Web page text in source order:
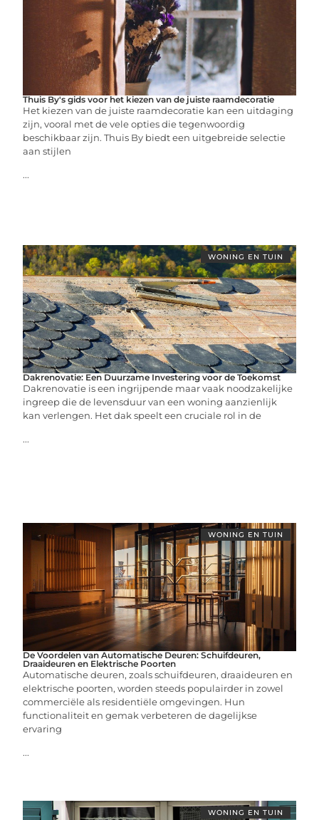
Thuis By's gids voor het kiezen van de juiste raamdecoratie
Het kiezen van de juiste raamdecoratie kan een uitdaging
zijn, vooral met de vele opties die tegenwoordig
beschikbaar zijn. Thuis By biedt een uitgebreide selectie
aan stijlen
...
WONING EN TUIN
Dakrenovatie: Een Duurzame Investering voor de Toekomst
Dakrenovatie is een ingrijpende maar vaak noodzakelijke
ingreep die de levensduur van een woning aanzienlijk
kan verlengen. Het dak speelt een cruciale rol in de
...
WONING EN TUIN
De Voordelen van Automatische Deuren: Schuifdeuren,
Draaideuren en Elektrische Poorten
Automatische deuren, zoals schuifdeuren, draaideuren en
elektrische poorten, worden steeds populairder in zowel
commerciële als residentiële omgevingen. Hun
functionaliteit en gemak verbeteren de dagelijkse
ervaring
...
WONING EN TUIN